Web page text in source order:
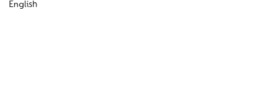
English